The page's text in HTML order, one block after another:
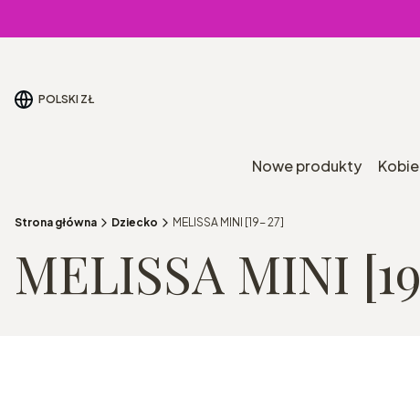
POLSKI ZŁ
Nowe produkty
Strona główna Dziecko MELISSA MINI [19- 27]
MELISSA MINI